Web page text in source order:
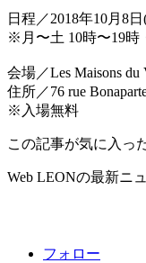
日程／2018年10月8
※月〜土 10時〜19
会場／Les Maisons du
住所／76 rue
※入場無料
この記事が気に入っ
Web LEONの最新ニ
フォロー